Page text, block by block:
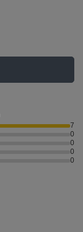
7
0
0
0
0